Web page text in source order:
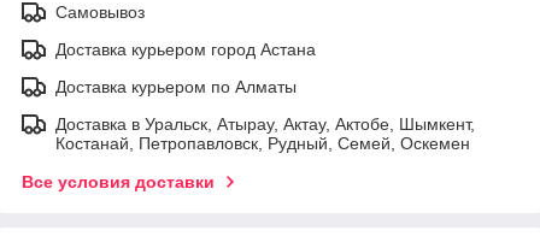
Самовывоз
Доставка курьером город Астана
Доставка курьером по Алматы
Доставка в Уральск, Атырау, Актау, Актобе, Шымкент,
Костанай, Петропавловск, Рудный, Семей, Оскемен
Все условия доставки